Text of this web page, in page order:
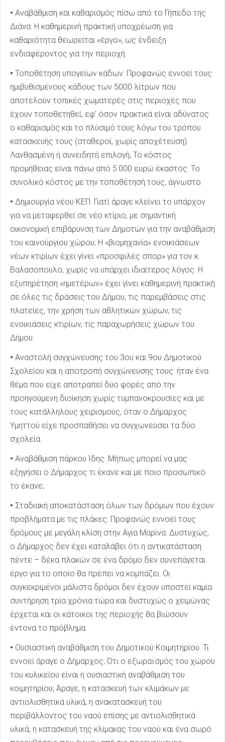
• Αναβάθμιση και καθαρισμός πίσω από το Γήπεδο της
Διάνα: Η καθημερινή πρακτική υποχρέωση για
καθαριότητα θεωρείται «έργο», ως ένδειξη
ενδιαφέροντος για την περιοχή.
• Τοποθέτηση υπογείων κάδων: Προφανώς εννοεί τους
ημιβυθισμένους κάδους των 5000 λίτρων που
αποτελούν τοπικές χωματερές στις περιοχές που
έχουν τοποθετηθεί, εφ’ όσον πρακτικά είναι αδύνατος
ο καθαρισμός και το πλύσιμό τους λόγω του τρόπου
κατασκευής τους (σταθεροί, χωρίς αποχέτευση).
Λανθασμένη ή συνειδητή επιλογή; Το κόστος
προμήθειας είναι πάνω από 5.000 ευρώ έκαστος. Το
συνολικό κόστος με την τοποθέτησή τους, άγνωστο.
• Δημιουργία νέου ΚΕΠ. Γιατί άραγε κλείνει το υπάρχον
για να μεταφερθεί σε νέο κτίριο, με σημαντική
οικονομική επιβάρυνση των Δημοτών για την αναβάθμιση
του καινούργιου χώρου; Η «βιομηχανία» ενοικιάσεων
νέων κτιρίων έχει γίνει «προσφιλές σπορ» για τον κ.
Βαλασόπουλο, χωρίς να υπάρχει ιδιαίτερος λόγος. Η
εξυπηρέτηση «ημετέρων» έχει γίνει καθημερινή πρακτική
σε όλες τις δράσεις του Δήμου, τις παρεμβάσεις στις
πλατείες, την χρήση των αθλητικών χώρων, τις
ενοικιάσεις κτιρίων, τις παραχωρήσεις χώρων του
Δήμου.
• Αναστολή συγχώνευσης του 3ου και 9ου Δημοτικού
Σχολείου και η αποτροπή συγχώνευσης τους: ήταν ένα
θέμα που είχε αποτραπεί δύο φορές από την
προηγούμενη διοίκηση χωρίς τυμπανοκρουσίες και με
τους κατάλληλους χειρισμούς, όταν ο Δήμαρχος
Υμηττού είχε προσπαθήσει να συγχωνεύσει τα δύο
σχολεία.
• Αναβάθμιση πάρκου Ίδης: Μήπως μπορεί να μας
εξηγήσει ο Δήμαρχος τι έκανε και με ποιο προσωπικό
το έκανε;
• Σταδιακή αποκατάσταση όλων των δρόμων που έχουν
προβλήματα με τις πλάκες: Προφανώς εννοεί τους
δρόμους με μεγάλη κλίση στην Αγία Μαρίνα. Δυστυχώς,
ο Δήμαρχος δεν έχει καταλάβει ότι η αντικατάσταση
πέντε – δέκα πλακών σε ένα δρόμο δεν συνεπάγεται
έργο για το οποίο θα πρέπει να κομπάζει. Οι
συγκεκριμένοι μάλιστα δρόμοι δεν έχουν υποστεί καμία
συντήρηση τρία χρόνια τώρα και δυστυχώς ο χειμώνας
έρχεται και οι κάτοικοι της περιοχής θα βιώσουν
έντονα το πρόβλημα.
• Ουσιαστική αναβάθμιση του Δημοτικού Κοιμητηρίου. Τι
εννοεί άραγε ο Δήμαρχος; Ότι ο εξωραϊσμός του χώρου
του κυλικείου είναι η ουσιαστική αναβάθμιση του
κοιμητηρίου; Άραγε, η κατασκευή των κλιμάκων με
αντιολισθητικά υλικά, η ανακατασκευή του
περιβάλλοντος του ναού επίσης με αντιολισθητικά
υλικά, η κατασκευή της κλίμακας του ναού και ένα σωρό